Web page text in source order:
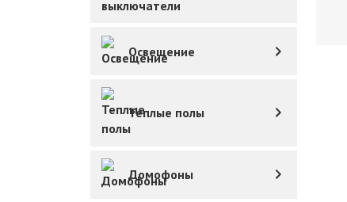
Освещение
Теплые полы
Домофоны